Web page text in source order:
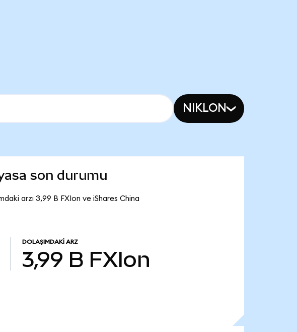
NIKLON
son durumu
arzı 3,99 B FXIon ve iShares China
DOLAŞIMDAKI ARZ
3,99 B FXIon